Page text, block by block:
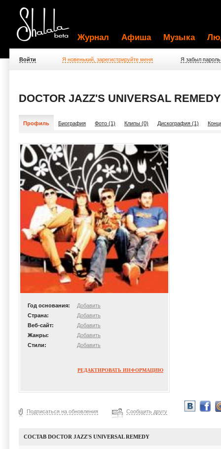
Журнал Афиша Музыка
Войти Я новенький, зарегистрируйте меня Я забыл пароль
DOCTOR JAZZ'S UNIVERSAL REMEDY
Профиль Биография Фото (1) Клипы (0) Дискография (1)
Год основания:
Добавить
Страна:
Добавить
Веб-сайт:
Добавить
Жанры:
Добавить
Стили:
Добавить
РЕДАКТИРОВАТЬ ИНФОРМАЦИЮ
Подписаться на обновления Сообщить другу
СОСТАВ DOCTOR JAZZ'S UNIVERSAL REMEDY